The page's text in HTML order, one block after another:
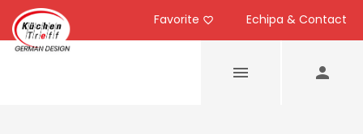
Echipa & Contact
Favorite